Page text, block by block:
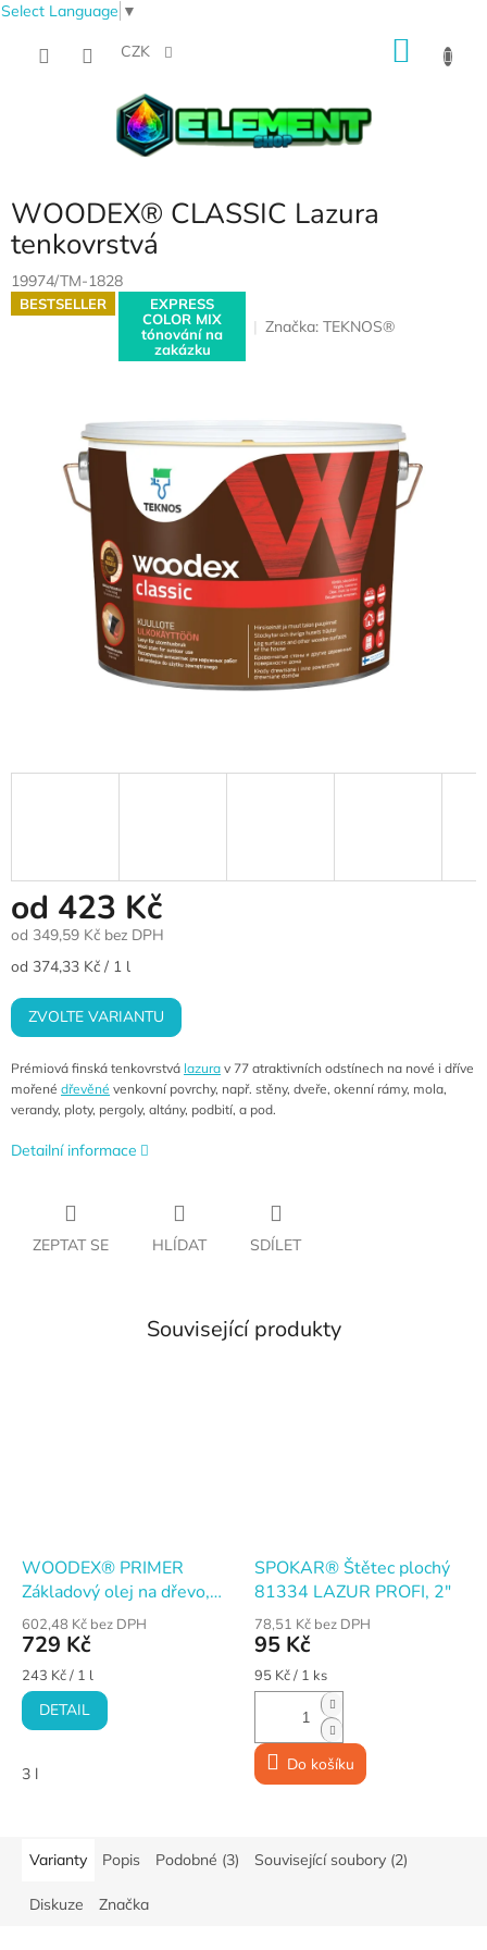
Select Language ▼
CZK
WOODEX® CLASSIC Lazura
tenkovrstvá
19974/TM-1828
BESTSELLER
EXPRESS
COLOR MIX
tónování na
zakázku
Značka: TEKNOS®
od 423 Kč
od 349,59 Kč bez DPH
Měrná
od 374,33 Kč / 1 l
ZVOLTE VARIANTU
Prémiová finská tenkovrstvá lazura v 77 atraktivních odstínech na nové i dříve
mořené dřevěné venkovní povrchy, např. stěny, dveře, okenní rámy, mola,
verandy, ploty, pergoly, altány, podbití, a pod.
Detailní informace
ZEPTAT SE HLÍDAT SDÍLET
Související produkty
WOODEX® PRIMER
Základový olej na dřevo,
bezbarvý
602,48 Kč bez DPH
729 Kč
Měrná
cena:
243 Kč / 1 l
DETAIL
3 l
SPOKAR® Štětec plochý
81334 LAZUR PROFI, 2"
78,51 Kč bez DPH
95 Kč
Měrná
cena:
95 Kč / 1 ks
Do košíku
Varianty Popis Podobné (3) Související soubory (2)
Diskuze Značka